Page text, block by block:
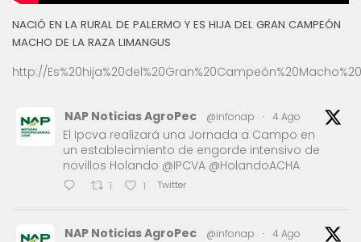
NACIÓ EN LA RURAL DE PALERMO Y ES HIJA DEL GRAN CAMPEÓN
MACHO DE LA RAZA LIMANGUS
http://
NAP Noticias AgroPec @infonap · 4 Ago
El Ipcva realizará una Jornada a Campo en
un establecimiento de engorde intensivo de
novillos Holando @IPCVA @HolandoACHA
1 1 Twitter
NAP Noticias AgroPec @infonap · 4 Ago